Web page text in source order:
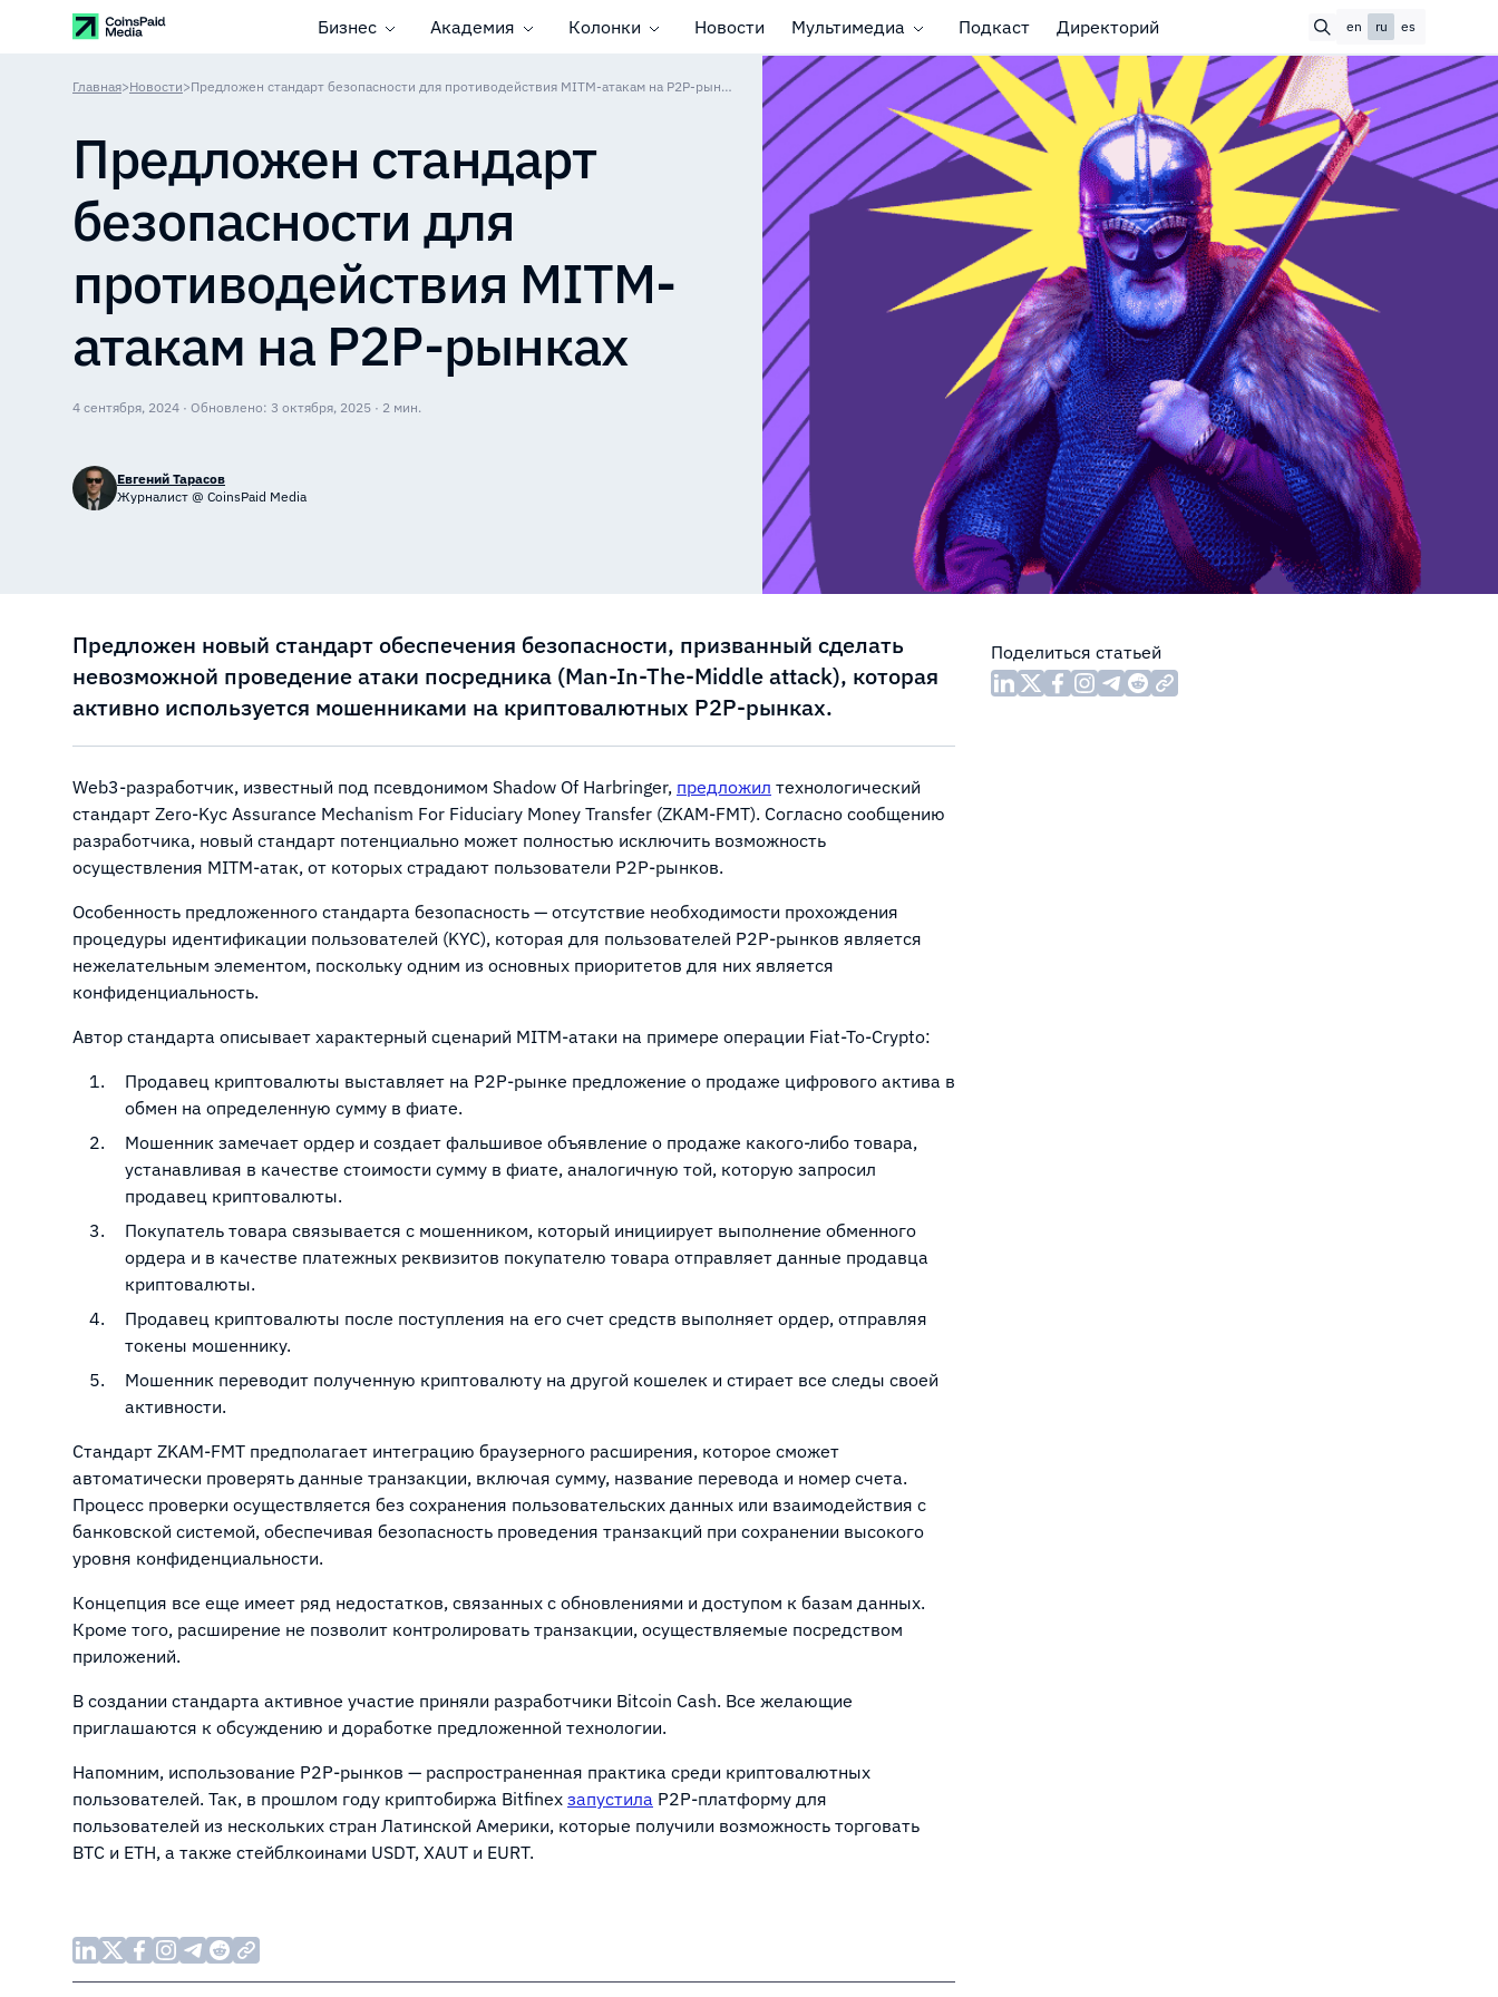
Бизнес Академия Колонки Новости Мультимедиа Подкаст Директорий en ru es
Главная>Новости> Предложен стандарт безопасности для противодействия MITM-атакам на P2P-рынках
Предложен стандарт
безопасности для
противодействия MITM-
атакам на P2P-рынках
4 сентября, 2024 · Обновлено: 3 октября, 2025 · 2 мин.
Евгений Тарасов
Журналист @ CoinsPaid Media
Предложен новый стандарт обеспечения безопасности, призванный сделать
невозможной проведение атаки посредника (Man-In-The-Middle attack), которая
активно используется мошенниками на криптовалютных P2P-рынках.
Web3-разработчик, известный под псевдонимом Shadow Of Harbringer, предложил технологический
стандарт Zero-Kyc Assurance Mechanism For Fiduciary Money Transfer (ZKAM-FMT). Согласно сообщению
разработчика, новый стандарт потенциально может полностью исключить возможность
осуществления MITM-атак, от которых страдают пользователи P2P-рынков.
Особенность предложенного стандарта безопасность — отсутствие необходимости прохождения
процедуры идентификации пользователей (KYC), которая для пользователей P2P-рынков является
нежелательным элементом, поскольку одним из основных приоритетов для них является
конфиденциальность.
Автор стандарта описывает характерный сценарий MITM-атаки на примере операции Fiat-To-Crypto:
Продавец криптовалюты выставляет на P2P-рынке предложение о продаже цифрового актива в
обмен на определенную сумму в фиате.
Мошенник замечает ордер и создает фальшивое объявление о продаже какого-либо товара,
устанавливая в качестве стоимости сумму в фиате, аналогичную той, которую запросил
продавец криптовалюты.
Покупатель товара связывается с мошенником, который инициирует выполнение обменного
ордера и в качестве платежных реквизитов покупателю товара отправляет данные продавца
криптовалюты.
Продавец криптовалюты после поступления на его счет средств выполняет ордер, отправляя
токены мошеннику.
Мошенник переводит полученную криптовалюту на другой кошелек и стирает все следы своей
активности.
Стандарт ZKAM-FMT предполагает интеграцию браузерного расширения, которое сможет
автоматически проверять данные транзакции, включая сумму, название перевода и номер счета.
Процесс проверки осуществляется без сохранения пользовательских данных или взаимодействия с
банковской системой, обеспечивая безопасность проведения транзакций при сохранении высокого
уровня конфиденциальности.
Концепция все еще имеет ряд недостатков, связанных с обновлениями и доступом к базам данных.
Кроме того, расширение не позволит контролировать транзакции, осуществляемые посредством
приложений.
В создании стандарта активное участие приняли разработчики Bitcoin Cash. Все желающие
приглашаются к обсуждению и доработке предложенной технологии.
Напомним, использование P2P-рынков — распространенная практика среди криптовалютных
пользователей. Так, в прошлом году криптобиржа Bitfinex запустила P2P-платформу для
пользователей из нескольких стран Латинской Америки, которые получили возможность торговать
BTC и ETH, а также стейблкоинами USDT, XAUT и EURT.
Поделиться статьей